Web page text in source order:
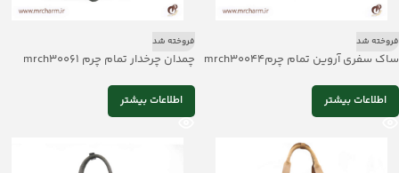
فروخته شد
ساک سفری آروین تمام چرمmrch30044
اطلاعات بیشتر
فروخته شد
چمدان چرخدار تمام چرم mrch30061
اطلاعات بیشتر